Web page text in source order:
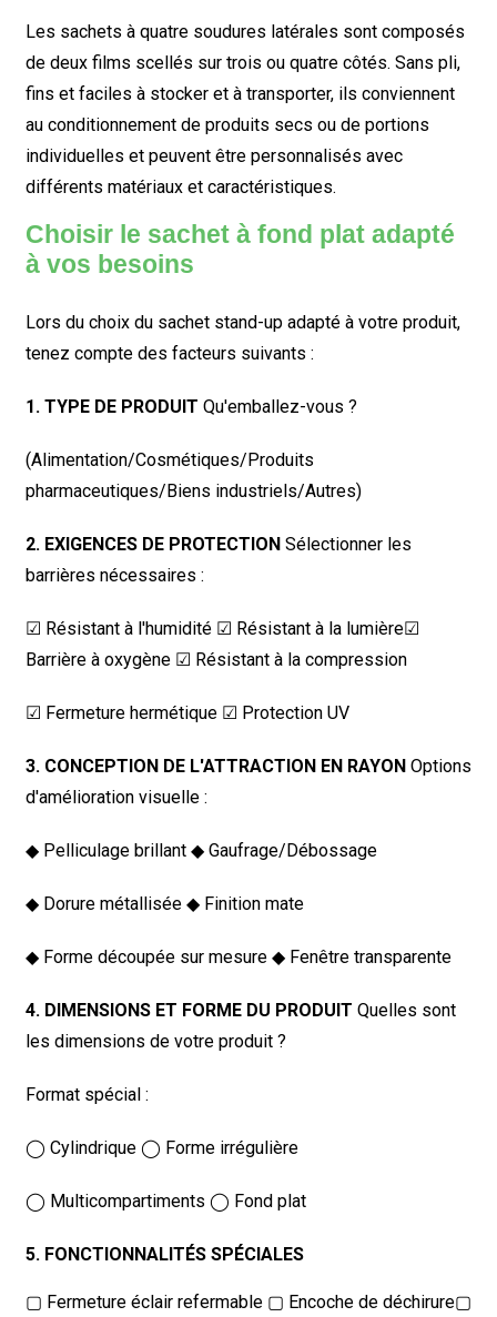
Les sachets à quatre soudures latérales sont composés
de deux films scellés sur trois ou quatre côtés. Sans pli,
fins et faciles à stocker et à transporter, ils conviennent
au conditionnement de produits secs ou de portions
individuelles et peuvent être personnalisés avec
différents matériaux et caractéristiques.
Choisir le sachet à fond plat adapté
à vos besoins
Lors du choix du sachet stand-up adapté à votre produit,
tenez compte des facteurs suivants :
1. TYPE DE PRODUIT Qu'emballez-vous ?
(Alimentation/Cosmétiques/Produits
pharmaceutiques/Biens industriels/Autres)
2. EXIGENCES DE PROTECTION Sélectionner les
barrières nécessaires :
☑ Résistant à l'humidité ☑ Résistant à la lumière☑
Barrière à oxygène ☑ Résistant à la compression
☑ Fermeture hermétique ☑ Protection UV
3. CONCEPTION DE L'ATTRACTION EN RAYON Options
d'amélioration visuelle :
◆ Pelliculage brillant ◆ Gaufrage/Débossage
◆ Dorure métallisée ◆ Finition mate
◆ Forme découpée sur mesure ◆ Fenêtre transparente
4. DIMENSIONS ET FORME DU PRODUIT Quelles sont
les dimensions de votre produit ?
Format spécial :
◯ Cylindrique ◯ Forme irrégulière
◯ Multicompartiments ◯ Fond plat
5. FONCTIONNALITÉS SPÉCIALES
▢ Fermeture éclair refermable ▢ Encoche de déchirure▢